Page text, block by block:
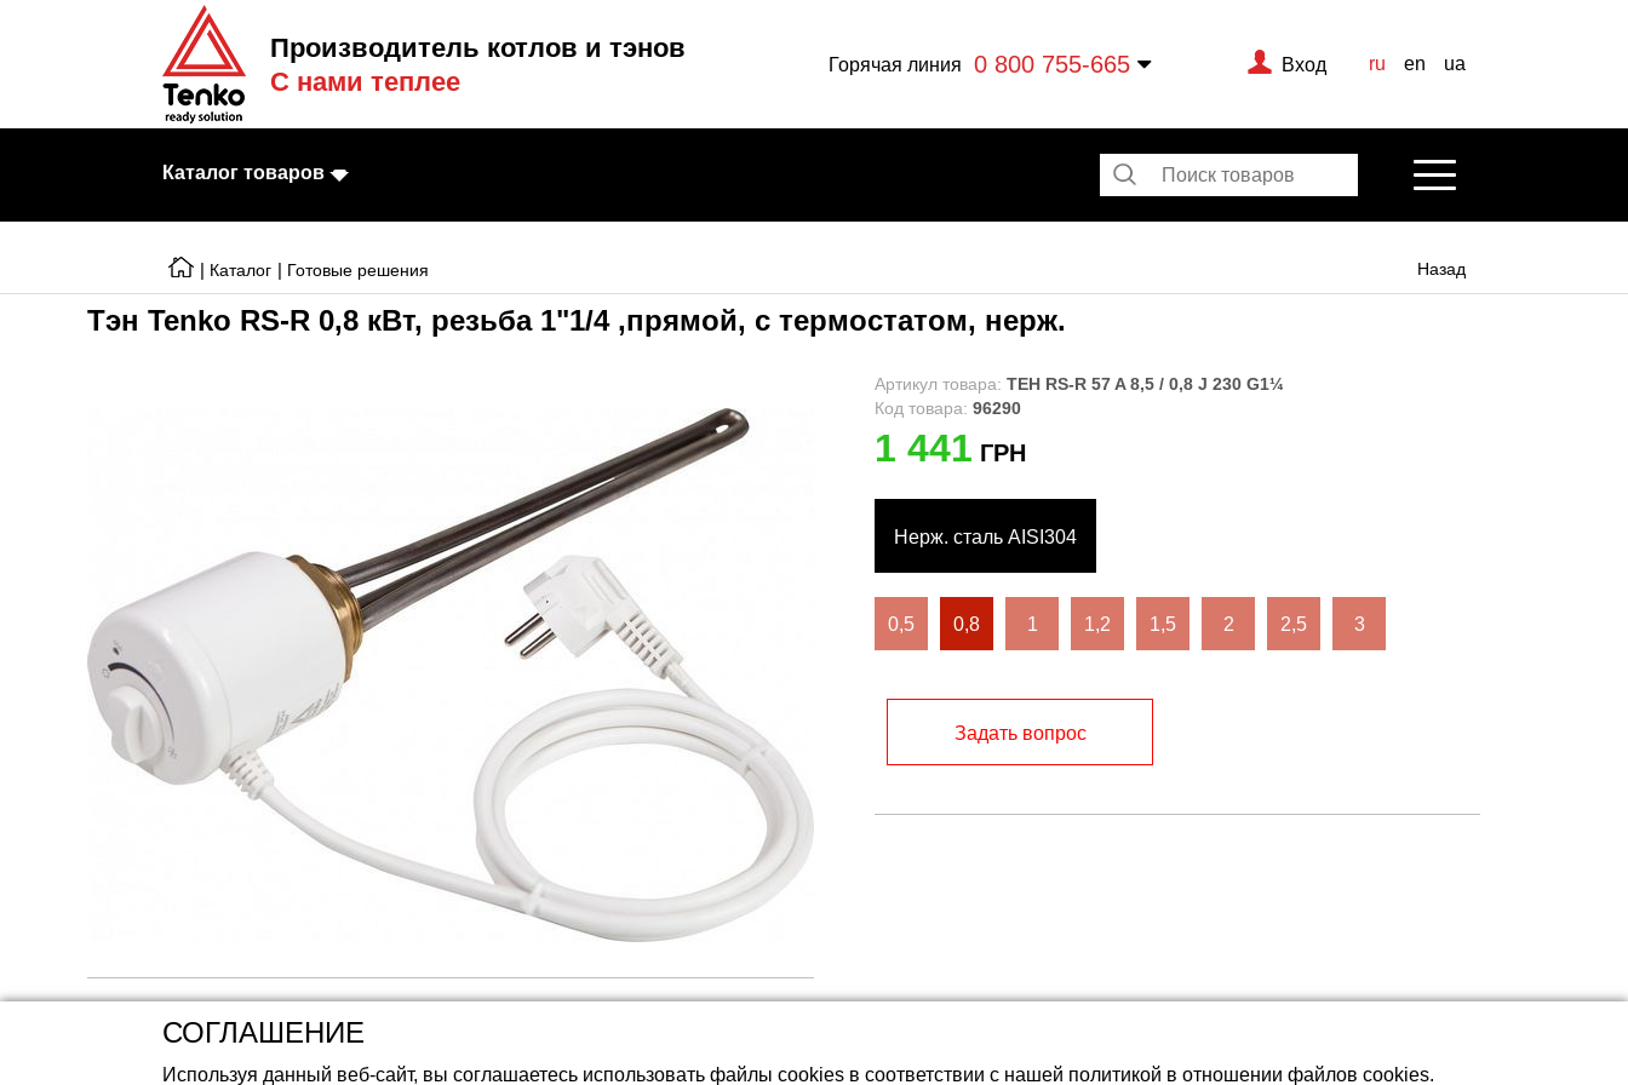
Производитель котлов и тэнов
С нами теплее
Горячая линия 0 800 755-665 Вход ru en ua
Каталог товаров
Электрические котлы
Тепловентиляторы
Готовые решения
Аккумуляторные батареи LiFePO4
Назад
| Каталог | Готовые решения
Тэн Tenko RS-R 0,8 кВт, резьба 1"1/4 ,прямой, с термостатом, нерж.
Артикул товара: ТЕН RS-R 57 A 8,5 / 0,8 J 230 G1¼
Код товара: 96290
1 441 ГРН
Нерж. сталь AISI304
0,5 0,8 1 1,2 1,5 2 2,5 3
Задать вопрос
СОГЛАШЕНИЕ
Используя данный веб-сайт, вы соглашаетесь использовать файлы cookies в соответствии с нашей политикой в отношении файлов cookies.